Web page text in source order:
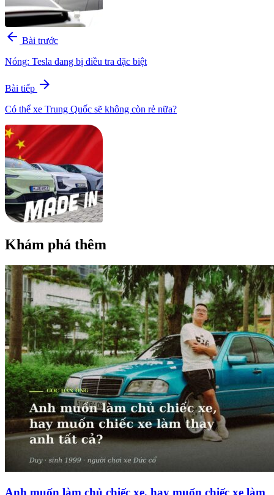
arrow_back Bài trước
Nóng: Tesla đang bị điều tra đặc biệt
Bài tiếp arrow_forward
Có thể xe Trung Quốc sẽ không còn rẻ nữa?
Khám phá thêm
Anh muốn làm chủ chiếc xe, hay muốn chiếc xe làm